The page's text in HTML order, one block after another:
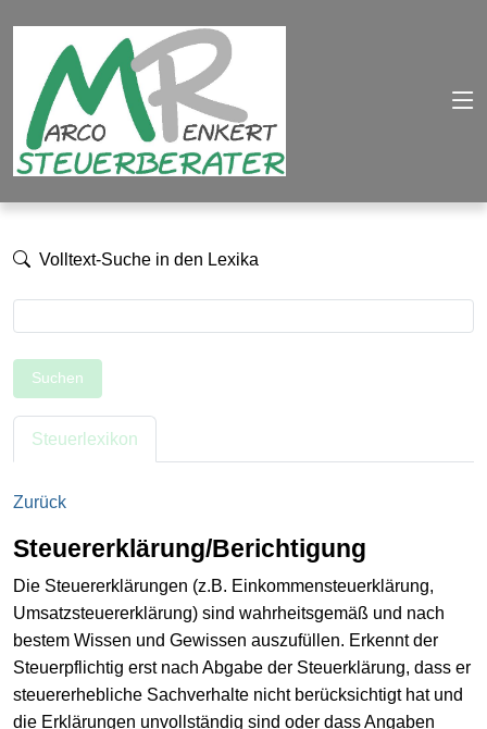
Volltext-Suche in den Lexika
Suchen
Steuerlexikon
Zurück
Steuererklärung/Berichtigung
Die Steuererklärungen (z.B. Einkommensteuerklärung,
Umsatzsteuererklärung) sind wahrheitsgemäß und nach
bestem Wissen und Gewissen auszufüllen. Erkennt der
Steuerpflichtig erst nach Abgabe der Steuerklärung, dass er
steuererhebliche Sachverhalte nicht berücksichtigt hat und
die Erklärungen unvollständig sind oder dass Angaben